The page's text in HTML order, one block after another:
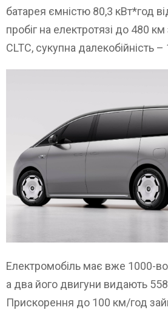
батарея ємністю 80,3 кВт*год
пробіг на електротязі до 480
CLTC, сукупна далекобійність
Електромобіль має вже 1000-
а два його двигуни видають
Прискорення до 100 км/год